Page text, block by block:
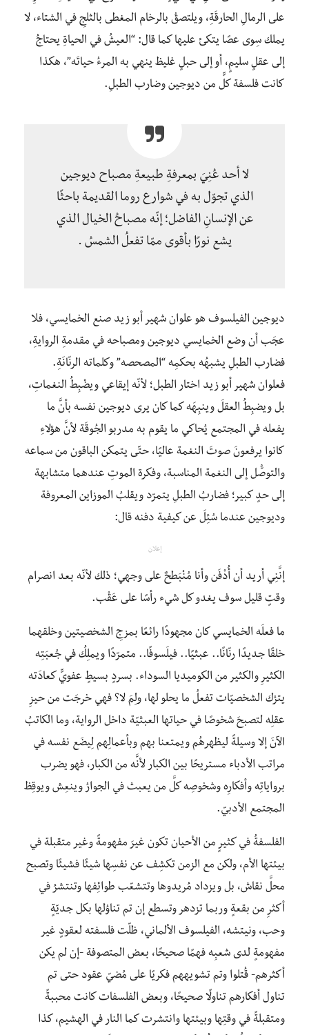
على الرمالِ الحارقَةِ، ويلتصقُ بالرخام المغطى بالثلجِ في الشتاء، لا
يملك سِوى عصًا يتكئ عليها كما قال: “العيشُ في الحياةِ يحتاجُ
إلى عقلٍ سليمٍ، أو إلى حبلٍ غليظ ينهي به المرءُ حياتَه”، هكذا
كانت فلسفة كلٍّ من ديوجين وضارب الطبلِ.
لا أحد عُنِيَ بمعرفةِ طبيعةِ مصباح ديوجين
الذي تجوّل به في شوارع روما القديمة باحثًا
عن الإنسانِ الفاضل؛ إنّه مصباحُ الخيال الذي
يشع نورًا بأقوى ممّا تفعلُ الشمسُ .
ديوجين الفيلسوف هو علوان شهير أبو زيد صنع الخمايسي، فلا
عجَب أن وضع الخمايسي ديوجين ومصباحه في مقدمةِ الروايةِ،
فضارب الطبلِ يشبهُه بحكمِه “المصحصه” وكلماته الرنّانَةِ.
فعلوان شهير أبو زيد اختار الطبل؛ لأنّه إيقاعي ويضْبِطُ النغماتِ،
بل ويضبِطُ العقلَ وينبِهَه كما كان يرى ديوجين نفسه بأنَّ ما
يفعله في المجتمع يُحاكي ما يقوم به مدربو الجُوقَة لأنَّ هؤلاءِ
كانوا يرفعونَ صوتَ النغمة عاليًا، حتّى يتمكن الباقون من سماعه
والتوصُّل إلى النغمة المناسبة، وفكرة الموتِ عندهما متشابهة
إلى حدٍ كبير؛ فضاربُ الطبلِ يتمرّد ويقلبُ الموزاين المعروفة
وديوجين عندما سُئِلَ عن كيفية دفنه قال:
إعلان
إنَّنِي أريد أن أُدْفَن وأنا مُنْبَطحٌ على وجهي؛ ذلك لأنّه بعد انصرام
وقتٍ قليل سوف يغدو كل شيء رأسًا على عَقْب.
ما فعلَه الخمايسي كان مجهودًا رائعًا بمزجِ الشخصيتين وخلقهما
خلقًا جديدًا رنّانًا.. عبثيًا.. فيلَسوفًا.. متمرّدًا ويملِكُ في جُعبَتِه
الكثيرِ والكثير من الكوميديا السوداء. بسردٍ بسيطٍ عفويٍّ كعادَته
يترُك الشخصيّات تفعلُ ما يحلو لها، ولِمَ لا؟ فهي خرجَت من حيزِ
عقلِه لتصبحَ شخوصًا في حياتها العبثيّة داخل الرواية، وما الكاتبُ
الآنَ إلا وسيلةً ليظهرهُم ويمتعنا بهم وبأعمالِهم لِيضَع نفسه في
مراتب الأدباء مستريحًا بين الكبار لأنَّه من الكبار، فهو يضرب
برواياتِه وأفكارِه وشخوصِه كلَّ من يعبث في الجوارُ وينعِش ويوقِظ
المجتمع الأدبيّ.
الفلسفةُ في كثيرٍ من الأحيان تكون غيرَ مفهومةً وغير متقبلة في
بيئتها الأم، ولكن مع الزمن تكشِف عن نفسِها شيئًا فشيئًا وتصبح
محلَّ نقاش، بل ويزداد مُريدوها وتتشعّب طوائِفها وتنتشرُ في
أكثرِ من بقعةٍ وربما تزدهر وتسطع إن تم تناوُلها بكل جديّةٍ
وحب، ونيتشه، الفيلسوف الألماني، ظلّت فلسفته لعقودٍ غير
مفهومةٍ لدى شعبِه فهمًا صحيحًا، بعض المتصوفة -إن لم يكن
أكثرهم- قُتلوا وتم تشويههم فكريًا على مُضيّ عقود حتى تم
تناول أفكارهم تناولًا صحيحًا، وبعض الفلسفات كانت محببةً
ومتقبلةً في وقتِها وبيئتها وانتشرت كما النار في الهشيم، كذا